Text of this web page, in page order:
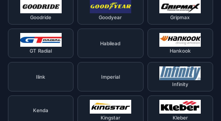
Goodride Goodyear Gripmax
GT Radial
Habilead
Hankook
Ilink
Imperial
Infinity
Kenda
Kingstar
Kleber